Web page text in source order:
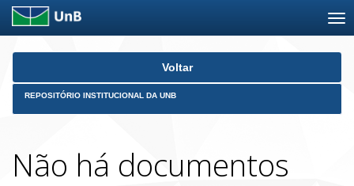
Skip
Voltar
REPOSITÓRIO INSTITUCIONAL DA UNB
Não há documentos